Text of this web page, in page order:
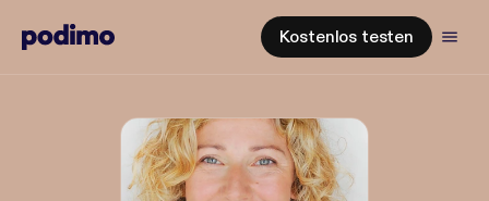
Kostenlos testen